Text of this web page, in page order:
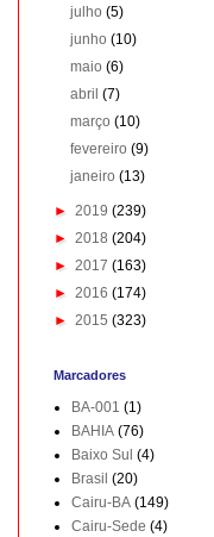
julho(5)
junho(10)
maio(6)
abril(7)
março(10)
fevereiro(9)
janeiro(13)
► 2019 (239)
► 2018 (204)
► 2017 (163)
► 2016 (174)
► 2015 (323)
Marcadores
BA-001 (1)
BAHIA (76)
Baixo Sul (4)
Brasil (20)
Cairu-BA (149)
Cairu-Sede (4)